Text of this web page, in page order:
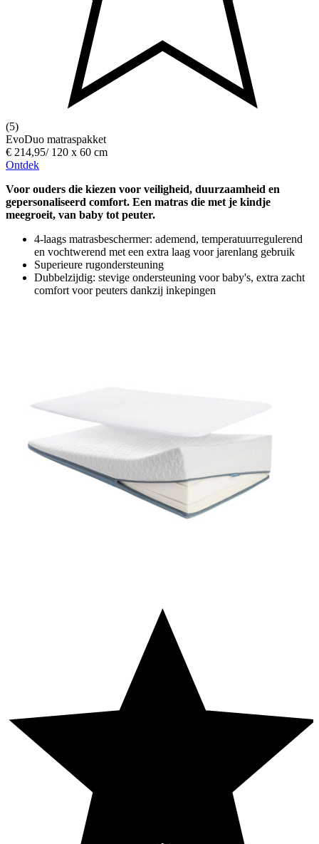
(5)
EvoDuo matraspakket
€ 214,95/ 120 x 60 cm
Ontdek
Voor ouders die kiezen voor veiligheid, duurzaamheid en
gepersonaliseerd comfort. Een matras die met je kindje
meegroeit, van baby tot peuter.
4-laags matrasbeschermer: ademend, temperatuurregulerend
en vochtwerend met een extra laag voor jarenlang gebruik
Superieure rugondersteuning
Dubbelzijdig: stevige ondersteuning voor baby's, extra zacht
comfort voor peuters dankzij inkepingen